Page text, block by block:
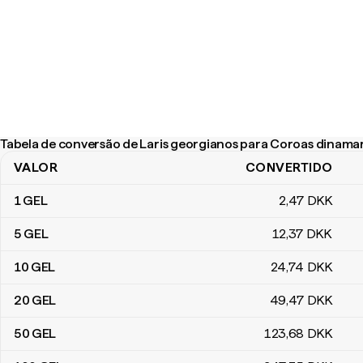
Tabela de conversão de Laris georgianos para Coroas
Tabela de conversão de Laris georgianos para Coroas
VALOR CONVERTIDO
1GEL 2,47 DKK
5 GEL 12,37 DKK
10 GEL 24,74 DKK
20 GEL 49,47 DKK
50 GEL 123,68 DKK